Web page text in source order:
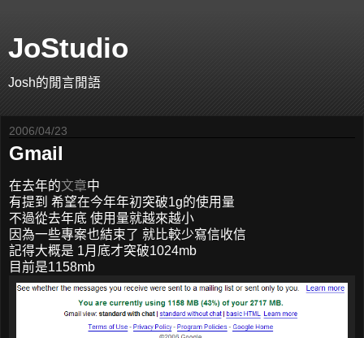
JoStudio
Josh的閒言閒語
2006/04/23
Gmail
在去年的文章中
有提到 希望在今年年初突破1g的使用量
不過從去年底 使用量就越來越小
因為一些專案也結束了 就比較少寫信收信
記得大概是 1月底才突破1024mb
目前是1158mb